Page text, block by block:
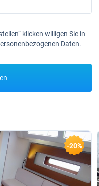
klicken willigen Sie in
Daten.
-20%